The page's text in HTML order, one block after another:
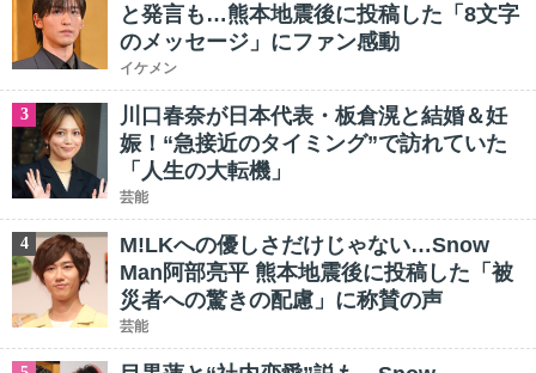
と発言も…熊本地震後に投稿した「8文字
のメッセージ」にファン感動
イケメン
3
川口春奈が日本代表・板倉滉と結婚＆妊
娠！“急接近のタイミング”で訪れていた
「人生の大転機」
芸能
4
M!LKへの優しさだけじゃない…Snow
Man阿部亮平 熊本地震後に投稿した「被
災者への驚きの配慮」に称賛の声
芸能